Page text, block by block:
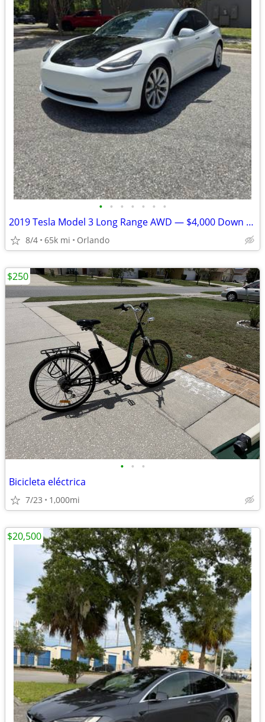
• • • • • • •
2019 Tesla Model 3 Long Range AWD — $4,000 Down / Finance Available
8/4 65k mi Orlando
• • •
Bicicleta eléctrica
7/23 1,000mi
$250
$20,500